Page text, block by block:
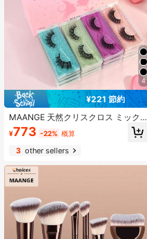
4
¥221 節約
MAANGE 天然クリスクロス ミック
ススタイル つけまつげ 20ペア、フ
ワフワ&繊細、デイリー使用に適し、
カートゥーン風、旅行必需品
¥773 -22% 概算
3other sellers